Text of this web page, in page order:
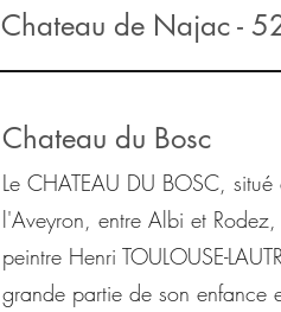
Chateau de Najac -
Chateau du Bosc
Le CHATEAU DU BOSC,
l'Aveyron, entre Albi et
peintre Henri TOULOUSE-
grande partie de son enfance